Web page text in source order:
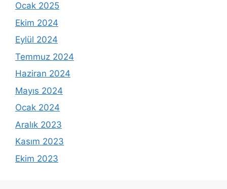
Ocak 2025
Ekim 2024
Eylül 2024
Temmuz 2024
Haziran 2024
Mayıs 2024
Ocak 2024
Aralık 2023
Kasım 2023
Ekim 2023